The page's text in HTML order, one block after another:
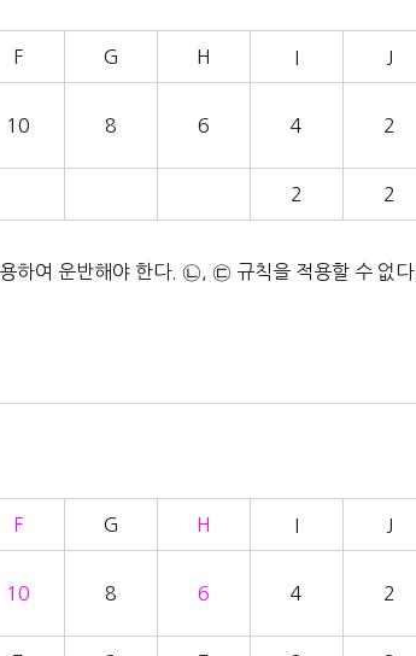
F G H I J
10 8 6 4 2
2 2
여 운반해야 한다. ㉡, ㉢ 규칙을 적용할 수 없다.
F G H I J
10 8 6 4 2